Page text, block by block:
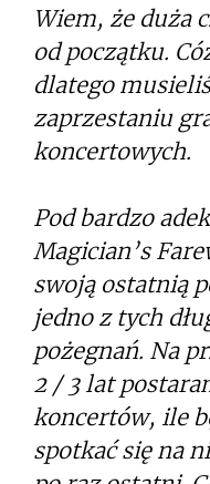
Wiem, że duża
od początku.
dlatego
zaprzestaniu
koncertowych.
Pod bardzo
Magician’s
swoją ostatnią
jedno z tych
pożegnań. Na
2 / 3 lat
koncertów, ile
spotkać się na